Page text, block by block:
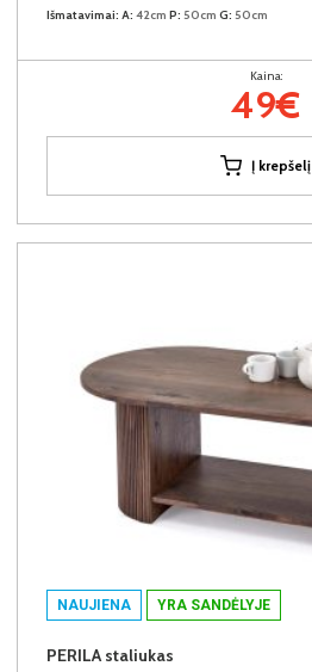
Išmatavimai: A: 42cm P: 50cm G: 50cm
Kaina:
49€
Į krepšelį
NAUJIENA YRA SANDĖLYJE
PERILA staliukas